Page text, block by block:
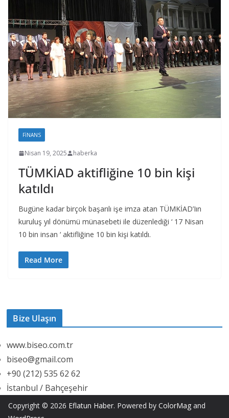
FINANS
Nisan 19, 2025 haberka
TÜMKİAD aktifliğine 10 bin kişi
katıldı
Bugüne kadar birçok başarılı işe imza atan TÜMKİAD’Iın
kuruluş yıl dönümü münasebeti ile düzenlediği ‘ 17 Nisan
10 bin insan ‘ aktifliğine 10 bin kişi katıldı.
Read More
Bize Ulaşın
www.biseo.com.tr
biseo@gmail.com
+90 (212) 535 62 62
İstanbul / Bahçeşehir
Copyright © 2026 Eflatun Haber. Powered by ColorMag and